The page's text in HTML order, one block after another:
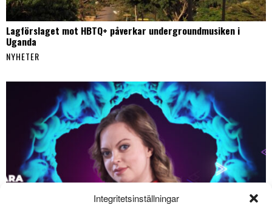
Integritetsinställningar
Lagförslaget mot HBTQ+ påverkar undergroundmusiken i
Uganda
NYHETER